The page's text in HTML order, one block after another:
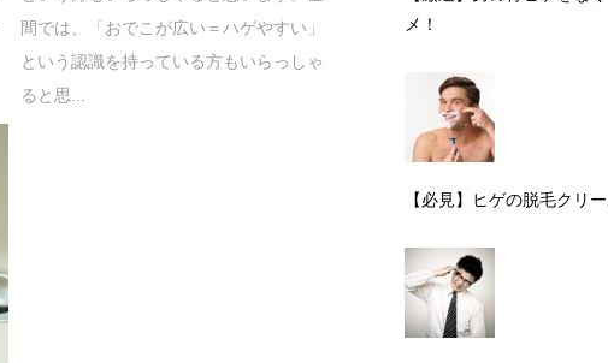
間では、「おでこが広い＝ハゲやすい」
という認識を持っている方もいらっしゃ
ると思...
メ！
【必見】ヒゲの脱毛クリ